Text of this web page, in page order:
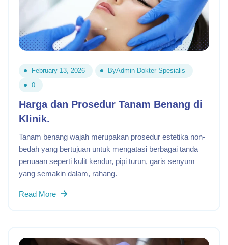
February 13, 2026 ByAdmin Dokter Spesialis
0
Harga dan Prosedur Tanam Benang di
Klinik.
Tanam benang wajah merupakan prosedur estetika non-
bedah yang bertujuan untuk mengatasi berbagai tanda
penuaan seperti kulit kendur, pipi turun, garis senyum
yang semakin dalam, rahang.
Read More